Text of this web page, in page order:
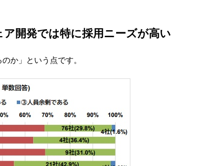
開発では特に採用ニーズが高い
か」という点です。